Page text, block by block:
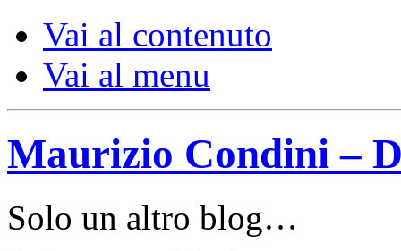
Vai al contenuto
Vai al menu
Maurizio Condini –
Solo un altro blog…